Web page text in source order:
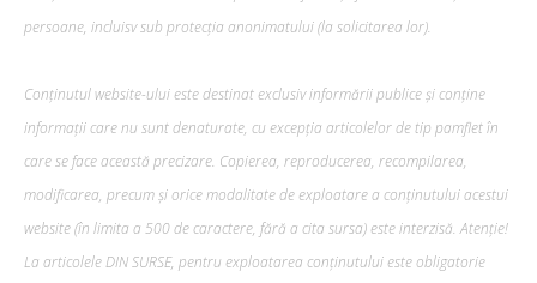
persoane, incluisv sub protecția anonimatului (la solicitarea lor).
Conținutul website-ului este destinat exclusiv informării publice și conține
informații care nu sunt denaturate, cu excepția articolelor de tip pamflet în
care se face această precizare. Copierea, reproducerea, recompilarea,
modificarea, precum şi orice modalitate de exploatare a conținutului acestui
website (în limita a 500 de caractere, fără a cita sursa) este interzisă. Atenție!
La articolele DIN SURSE, pentru exploatarea conținutului este obligatorie